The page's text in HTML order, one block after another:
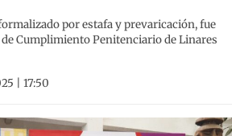
por estafa y prevaricación, fue
Cumplimiento Penitenciario de Linares
| 17:50